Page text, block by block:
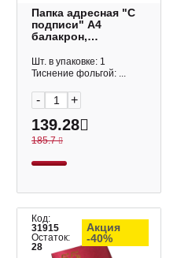
Папка адресная "С
подписи" А4
балакрон,
125/103 Imige
Шт. в упаковке: 1
Тиснение фольгой: ...
- +
139.28
185.7
Код:
31915
Остаток:
28
Акция
-40%